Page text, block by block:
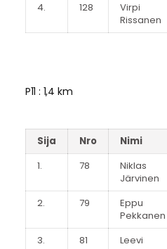
4. 128
Virpi
Rissanen
P11 : 1,4 km
Sija Nro Nimi
1.
78
Niklas
Järvinen
2. 79
Eppu
Pekkanen
3. 81
Leevi